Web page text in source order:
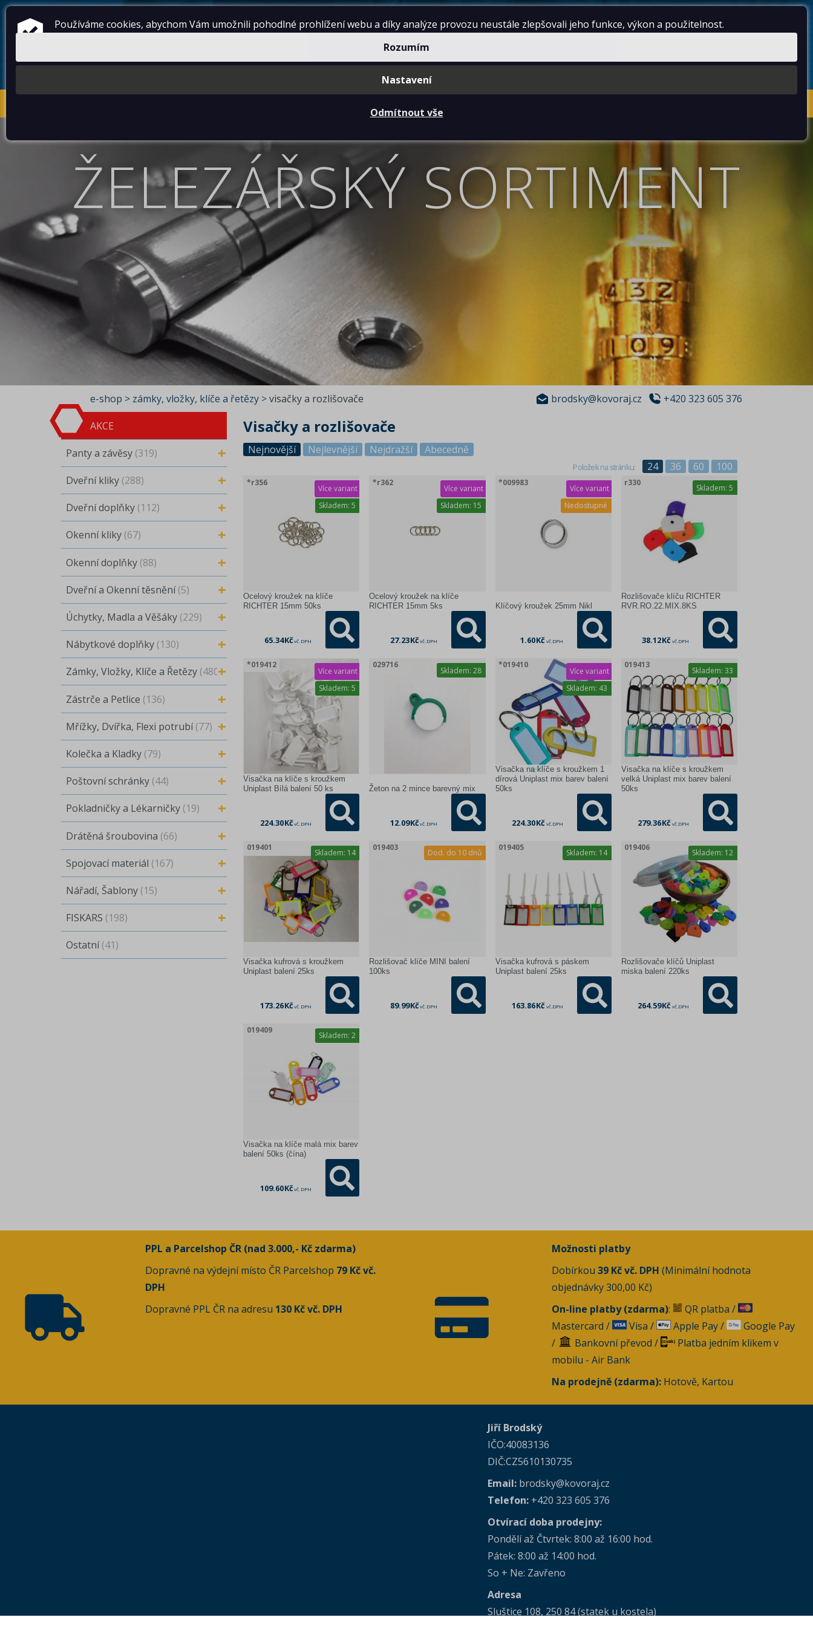
ŽELEZÁŘSKÝ SORTIMENT
brodsky@kovoraj.cz +420 323 605 376
e-shop > zámky, vložky, klíče a řetězy>visačky a rozlišovače
Visačky a rozlišovače
Nejnovější Nejlevnější Nejdražší Abecedně
Položek na stránku: 24 36 60 100
Ocelový kroužek na klíče
RICHTER 15mm 50ks
*r356
Více variant
Skladem: 5
65.34 Kčvč. DPH
Ocelový kroužek na klíče
RICHTER 15mm 5ks
*r362
Více variant
Skladem: 15
27.23 Kčvč. DPH
Klíčový kroužek 25mm Nikl
*009983
Více variant
Nedostupné
1.60 Kčvč. DPH
Rozlišovače klíču RICHTER
RVR.RO.22.MIX.8KS
r330
Skladem: 5
38.12 Kčvč. DPH
Visačka na klíče s kroužkem
Uniplast Bílá balení 50 ks
*019412
Více variant
Skladem: 5
224.30 Kčvč. DPH
Žeton na 2 mince barevný mix
029716
Skladem: 28
12.09 Kčvč. DPH
Visačka na klíče s kroužkem 1
dírová Uniplast mix barev balení
50ks
*019410
Více variant
Skladem: 43
224.30 Kčvč. DPH
Visačka na klíče s kroužkem
velká Uniplast mix barev balení
50ks
019413
Skladem: 33
279.36 Kčvč. DPH
Visačka kufrová s kroužkem
Uniplast balení 25ks
019401
Skladem: 14
173.26 Kčvč. DPH
Rozlišovač klíče MINI balení
100ks
019403
Dod. do 10 dnů
89.99 Kčvč. DPH
Visačka kufrová s páskem
Uniplast balení 25ks
019405
Skladem: 14
163.86 Kčvč. DPH
Rozlišovače klíčů Uniplast
miska balení 220ks
019406
Skladem: 12
264.59 Kčvč. DPH
Visačka na klíče malá mix barev
balení 50ks (čína)
019409
Skladem: 2
109.60 Kčvč. DPH
AKCE
Panty a závěsy(319)
Dveřní kliky(288)
Dveřní doplňky(112)
Okenní kliky(67)
Okenní doplňky(88)
Dveřní a Okenní těsnění(5)
Úchytky, Madla a Věšáky(229)
Nábytkové doplňky(130)
Zámky, Vložky, Klíče a Řetězy(480)
Zástrče a Petlice (136)
Mřížky, Dvířka, Flexi potrubí(77)
Kolečka a Kladky(79)
Poštovní schránky(44)
Pokladničky a Lékarničky(19)
Drátěná šroubovina (66)
Spojovací materiál (167)
Nářadí, Šablony(15)
FISKARS (198)
Ostatní(41)
PPL a Parcelshop ČR (nad 3.000,- Kč zdarma)
Dopravné na výdejní místo ČR Parcelshop 79 Kč vč.
DPH
Dopravné PPL ČR na adresu 130 Kč vč. DPH
Možnosti platby
Dobírkou 39 Kč vč. DPH (Minimální hodnota
objednávky 300,00 Kč)
On-line platby (zdarma):
QR platba /
Mastercard /
Visa / Apple Pay /
Google Pay
/
Bankovní převod /
Platba jedním klikem v
mobilu - Air Bank
Na prodejně (zdarma): Hotově, Kartou
Jiří Brodský
IČO:40083136
DIČ:CZ5610130735
Email: brodsky@kovoraj.cz
Telefon: +420 323 605 376
Otvírací doba prodejny:
Pondělí až Čtvrtek: 8:00 až 16:00 hod.
Pátek: 8:00 až 14:00 hod.
So + Ne: Zavřeno
Adresa
Sluštice 108, 250 84 (statek u kostela)
Používáme cookies, abychom Vám umožnili pohodlné prohlížení webu a díky analýze provozu neustále zlepšovali jeho funkce, výkon a použitelnost.
Rozumím
Nastavení
Odmítnout vše